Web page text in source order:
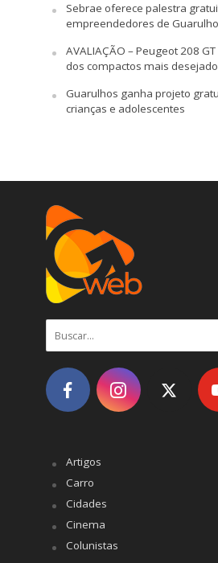
Sebrae oferece palestra
empreendedores de
AVALIAÇÃO – Peugeot 208
dos compactos mais
Guarulhos ganha projeto
crianças e adolescentes
Artigos
Carro
Cidades
Cinema
Colunistas